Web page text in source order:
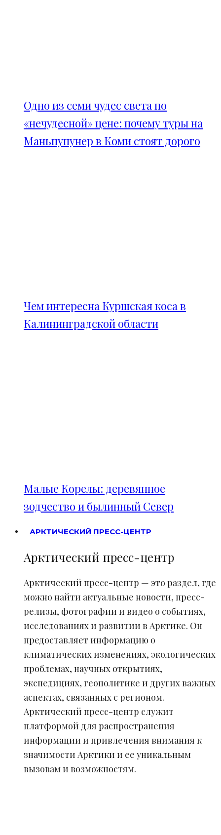
Одно из семи чудес света по
«нечудесной» цене: почему туры на
Маньпупунер в Коми стоят дорого
Чем интересна Куршская коса в
Калининградской области
Малые Корелы: деревянное
зодчество и былинный Север
АРКТИЧЕСКИЙ ПРЕСС-ЦЕНТР
Арктический пресс-центр
Арктический пресс-центр — это раздел, где
можно найти актуальные новости, пресс-
релизы, фотографии и видео о событиях,
исследованиях и развитии в Арктике. Он
предоставляет информацию о
климатических изменениях, экологических
проблемах, научных открытиях,
экспедициях, геополитике и других важных
аспектах, связанных с регионом.
Арктический пресс-центр служит
платформой для распространения
информации и привлечения внимания к
значимости Арктики и ее уникальным
вызовам и возможностям.